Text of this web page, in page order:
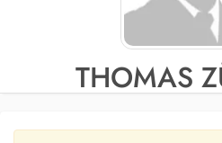
THOMAS